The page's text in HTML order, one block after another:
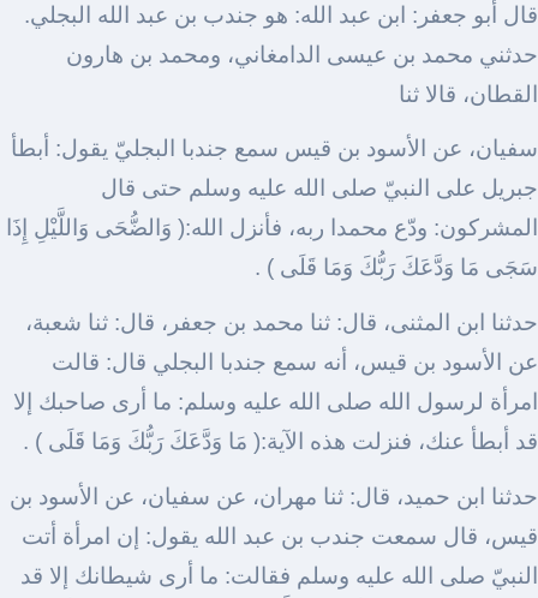
قال أبو جعفر: ابن عبد الله: هو جندب بن عبد الله البجلي.
حدثني محمد بن عيسى الدامغاني، ومحمد بن هارون
القطان، قالا ثنا
سفيان، عن الأسود بن قيس سمع جندبا البجليّ يقول: أبطأ
جبريل على النبيّ صلى الله عليه وسلم حتى قال
المشركون: ودّع محمدا ربه، فأنزل الله:( وَالضُّحَى وَاللَّيْلِ إِذَا
سَجَى مَا وَدَّعَكَ رَبُّكَ وَمَا قَلَى ) .
حدثنا ابن المثنى، قال: ثنا محمد بن جعفر، قال: ثنا شعبة،
عن الأسود بن قيس، أنه سمع جندبا البجلي قال: قالت
امرأة لرسول الله صلى الله عليه وسلم: ما أرى صاحبك إلا
قد أبطأ عنك، فنزلت هذه الآية:( مَا وَدَّعَكَ رَبُّكَ وَمَا قَلَى ) .
حدثنا ابن حميد، قال: ثنا مهران، عن سفيان، عن الأسود بن
قيس، قال سمعت جندب بن عبد الله يقول: إن امرأة أتت
النبيّ صلى الله عليه وسلم فقالت: ما أرى شيطانك إلا قد